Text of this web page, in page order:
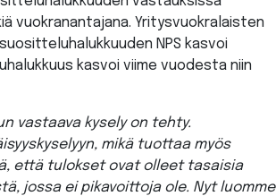
vuokranantajana. Yritysvuokralaisten
NPS kasvoi
kasvoi viime vuodesta niin
vastaava kysely on tehty.
mikä tuottaa myös
että tulokset ovat olleet tasaisia
jossa ei pikavoittoja ole. Nyt luomme